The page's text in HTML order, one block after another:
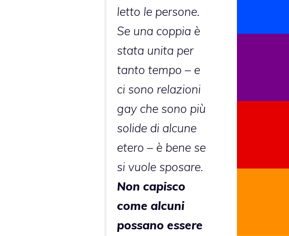
letto le persone.
Se una coppia è
stata unita per
tanto tempo – e
ci sono relazioni
gay che sono più
solide di alcune
etero – è bene se
si vuole sposare.
Non capisco
come alcuni
possano essere